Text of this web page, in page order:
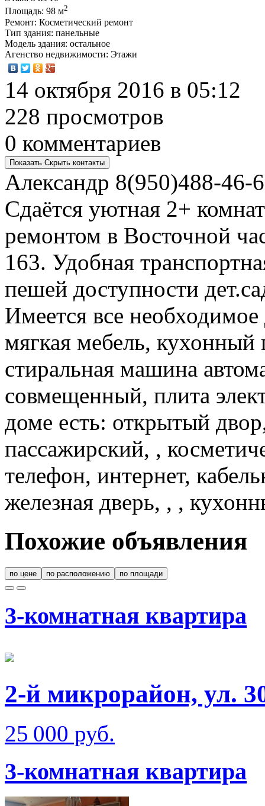
Площадь: 98 м2
Ремонт: Косметический ремонт
Тип здания: панельные
Модель здания: остальное
Агенство недвижимости: Этажи
14 октября 2016 в 05:12
228 просмотров
0 комментариев
Показать Скрыть контакты
Александр 8(950)488-46-
Сдаётся уютная 2+
ремонтом в Восточной
163. Удобная
пешей доступности
Имеется все
мягкая мебель, кухонный
стиральная машина
совмещенный, плита
доме есть: открытый
пассажирский, ,
телефон, интернет,
железная дверь, , ,
Похожие объявления
по цене по расположению по площади
3-комнатная квартира
2-й микрорайон, ул.
25 000 руб.
3-комнатная квартира